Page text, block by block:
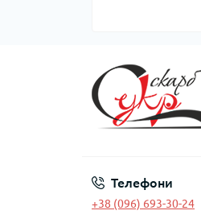
Телефони
+38 (096) 693-30-24